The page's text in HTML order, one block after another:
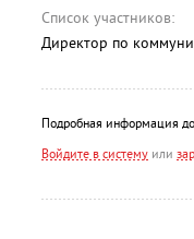
Список участников:
Директор по
Подробная информация
Войдите в систему или